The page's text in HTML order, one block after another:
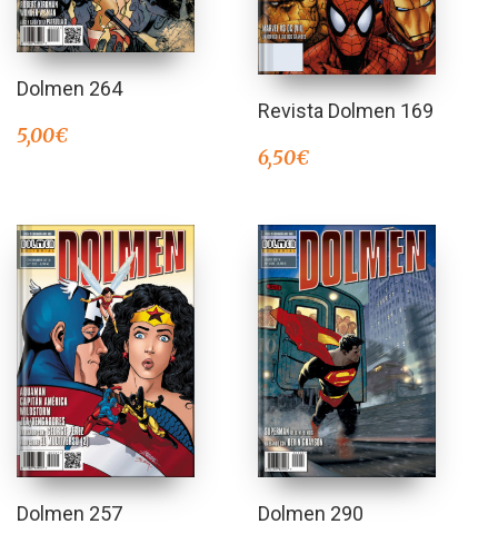
Dolmen 264
5,00€
Revista Dolmen 169
6,50€
Dolmen 257 Dolmen 290